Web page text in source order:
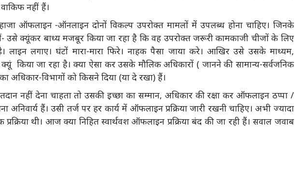
नहीं हैं।
ऑफलाइन -ऑनलाइन दोनों विकल्प उपरोक्त मामलों में उपलब्ध होना चाहिए। जिनके
उसे क्यूंकर बाध्य मजबूर किया जा रहा है कि वह उपरोक्त जरूरी कामकाजी चीजों के लिए
लाइन लगाए। घंटों मारा-मारा फिरे। नाहक पैसा जाया करे। आखिर उसे उसके माध्यम,
किया जा रहा है। क्या ऐसा कर उसके मौलिक अधिकारों ( जानने की सामान्य-सर्वजनिक
अधिकार-विभागों को किसने दिया (या दे रखा) हैं।
नहीं देना चाहता तो उसकी इच्छा का सम्मान, अधिकार की रक्षा कर ऑफलाइन ठप्पा /
अनिवार्य हैं। उसी तर्ज पर हर कार्य में ऑफलाइन प्रक्रिया जारी रखनी चाहिए। अभी ज्यादा
थी। आज क्या निहित स्वार्थवश ऑफलाइन प्रक्रिया बंद की जा रही हैं। सवाल जवाब